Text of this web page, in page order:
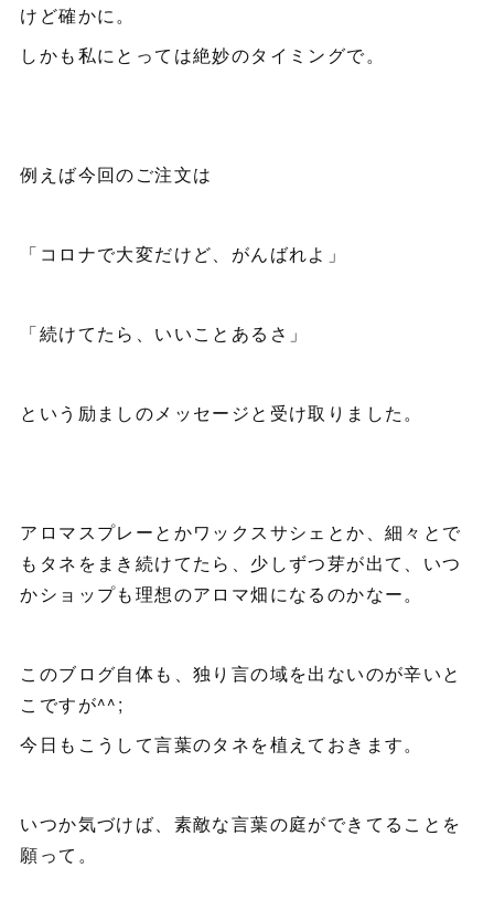
けど確かに。
しかも私にとっては絶妙のタイミングで。
例えば今回のご注文は
「コロナで大変だけど、がんばれよ」
「続けてたら、いいことあるさ」
という励ましのメッセージと受け取りました。
アロマスプレーとかワックスサシェとか、細々とで
もタネをまき続けてたら、少しずつ芽が出て、いつ
かショップも理想のアロマ畑になるのかなー。
このブログ自体も、独り言の域を出ないのが辛いと
こですが^^;
今日もこうして言葉のタネを植えておきます。
いつか気づけば、素敵な言葉の庭ができてることを
願って。